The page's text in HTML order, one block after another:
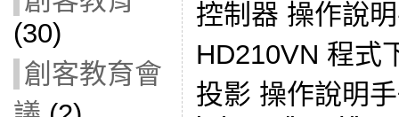
(30)
創客教育會
控制器 操作說
HD210VN 程式
投影 操作說明